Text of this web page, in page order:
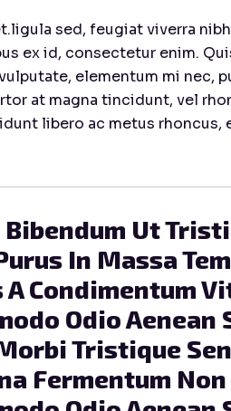
sed, feugiat viverra
ex id, consectetur enim.
elementum mi nec,
at magna tincidunt, vel
libero ac metus
Ut
In Massa
Condimentum
Odio
Tristique
Fermentum Non